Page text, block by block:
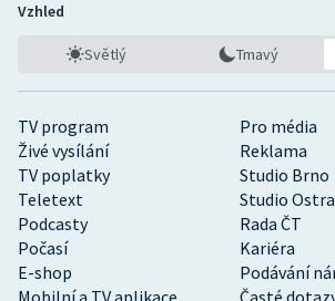
TV program
Pro média
Živé vysílání
Reklama
TV poplatky
Studio Brno
Teletext
Studio
Podcasty
Rada ČT
Počasí
Kariéra
E-shop
Podávání
Vzhled
Světlý Tmavý